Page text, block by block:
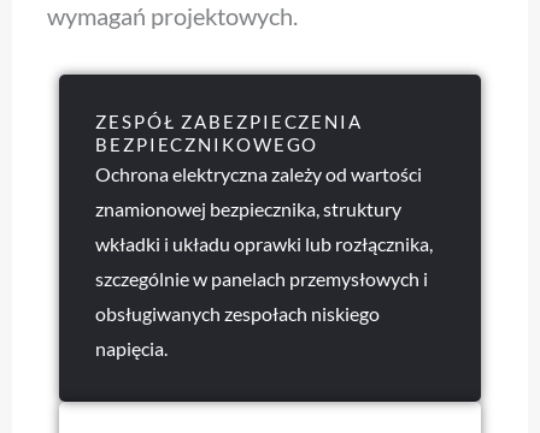
wymagań projektowych.
ZESPÓŁ ZABEZPIECZENIA
BEZPIECZNIKOWEGO
Ochrona elektryczna zależy od wartości
znamionowej bezpiecznika, struktury
wkładki i układu oprawki lub rozłącznika,
szczególnie w panelach przemysłowych i
obsługiwanych zespołach niskiego
napięcia.